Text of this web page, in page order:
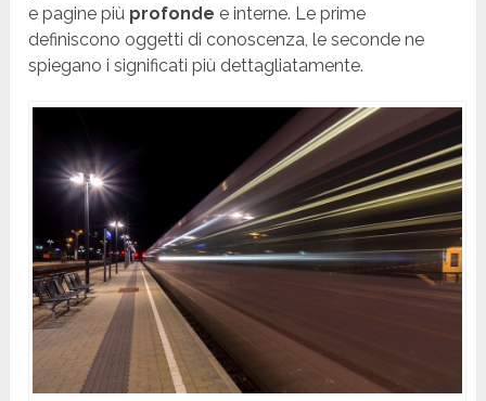
e pagine più profonde e interne. Le prime
definiscono oggetti di conoscenza, le seconde ne
spiegano i significati più dettagliatamente.